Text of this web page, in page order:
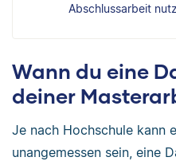
Abschlussarbeit
Wann du eine
deiner
Je nach Hochschule kann
unangemessen sein, eine